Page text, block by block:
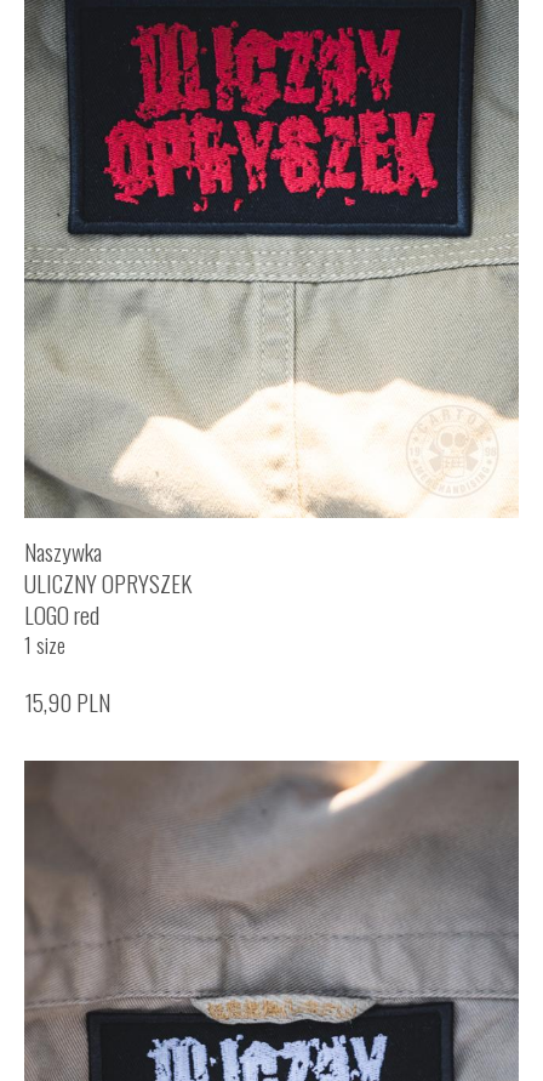
Naszywka
ULICZNY OPRYSZEK
LOGO red
1 size
15,90 PLN